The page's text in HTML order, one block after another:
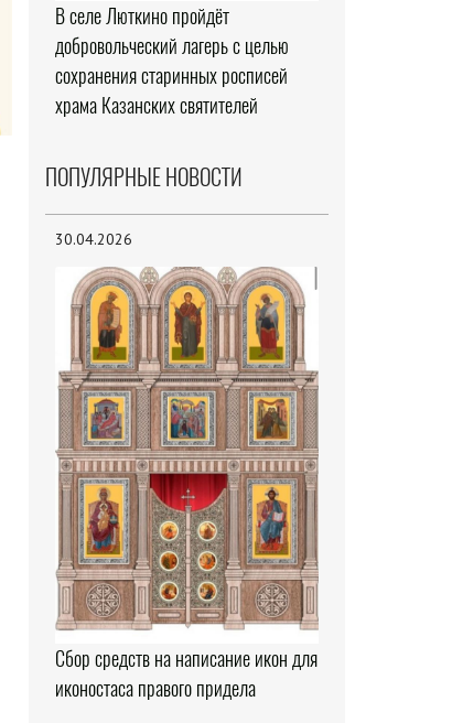
В селе Люткино пройдёт
добровольческий лагерь с целью
сохранения старинных росписей
храма Казанских святителей
ПОПУЛЯРНЫЕ НОВОСТИ
30.04.2026
Сбор средств на написание икон для
иконостаса правого придела